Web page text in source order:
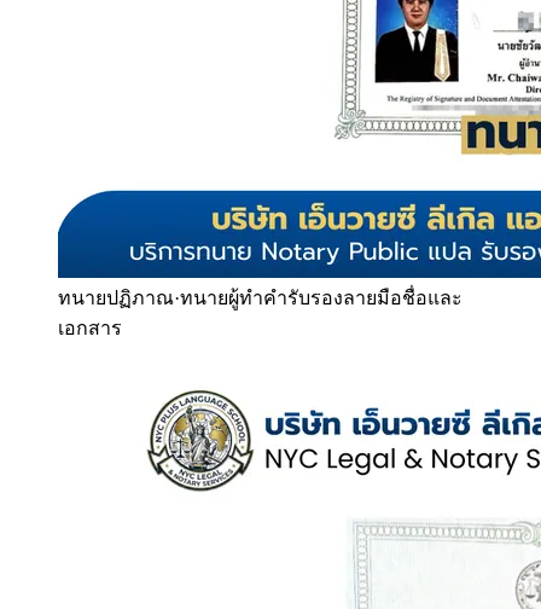
ทนายปฏิภาณ·ทนายผู้ทำคำรับรองลายมือชื่อและ
เอกสาร